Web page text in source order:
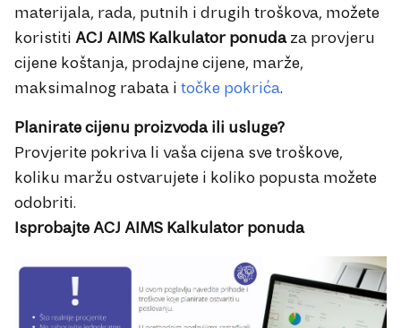
materijala, rada, putnih i drugih troškova, možete
koristiti ACJ AIMS Kalkulator ponudaza provjeru
cijene koštanja, prodajne cijene, marže,
maksimalnog rabata i točke pokrića.
Planirate cijenu proizvoda ili usluge?
Provjerite pokriva li vaša cijena sve troškove,
koliku maržu ostvarujete i koliko popusta možete
odobriti.
Isprobajte ACJ AIMS Kalkulator ponuda